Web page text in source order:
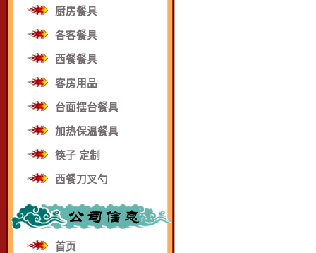
厨房餐具
各客餐具
西餐餐具
客房用品
台面摆台餐具
加热保温餐具
筷子 定制
西餐刀叉勺
首页